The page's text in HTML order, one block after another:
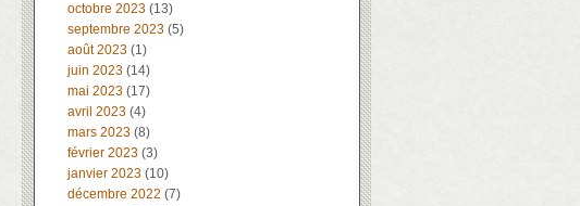
octobre 2023 (13)
septembre 2023 (5)
août 2023 (1)
juin 2023 (14)
mai 2023 (17)
avril 2023 (4)
mars 2023 (8)
février 2023 (3)
janvier 2023 (10)
décembre 2022 (7)